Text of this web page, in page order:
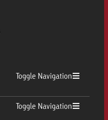
Toggle Navigation
Toggle Navigation